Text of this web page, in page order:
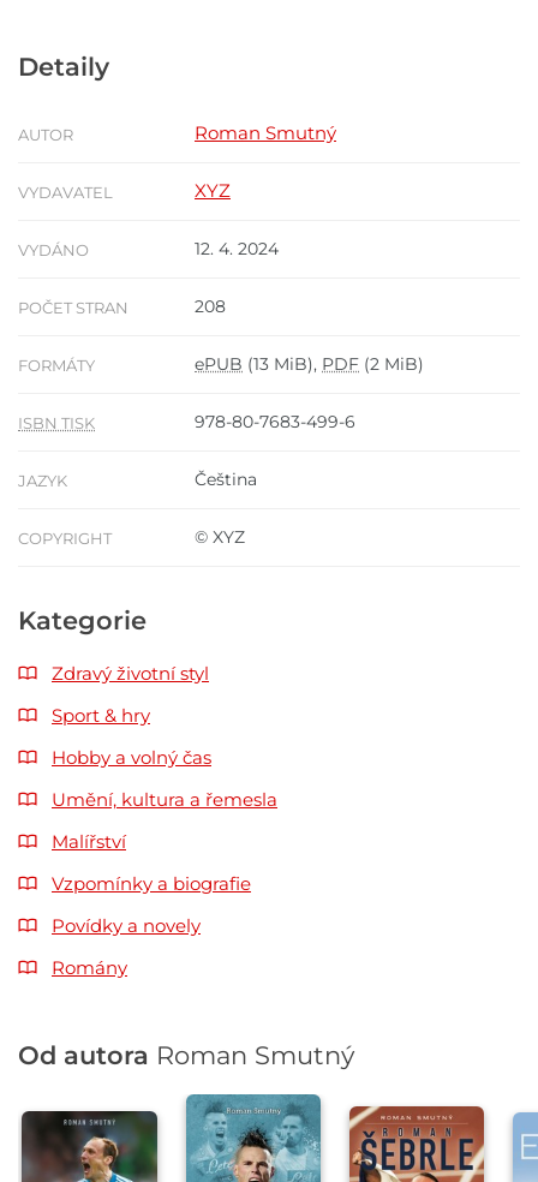
Detaily
AUTOR Roman Smutný
VYDAVATEL XYZ
VYDÁNO 12. 4. 2024
POČET STRAN 208
FORMÁTY ePUB (13 MiB), PDF (2 MiB)
ISBN TISK 978-80-7683-499-6
JAZYK Čeština
COPYRIGHT © XYZ
Kategorie
Zdravý životní styl
Sport & hry
Hobby a volný čas
Umění, kultura a řemesla
Malířství
Vzpomínky a biografie
Povídky a novely
Romány
Od autora Roman Smutný